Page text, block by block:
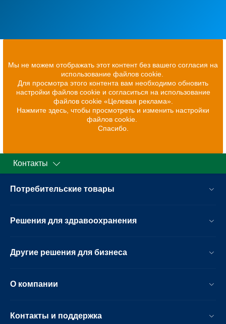
Мы не можем отображать этот контент без вашего согласия на
использование файлов cookie.
Для просмотра этого контента вам необходимо обновить
настройки файлов cookie и согласиться на использование
файлов cookie «Целевая реклама».
Нажмите здесь, чтобы просмотреть и изменить настройки
файлов cookie.
Спасибо.
Контакты
Потребительские товары
Решения для здравоохранения
Другие решения для бизнеса
О компании
Контакты и поддержка